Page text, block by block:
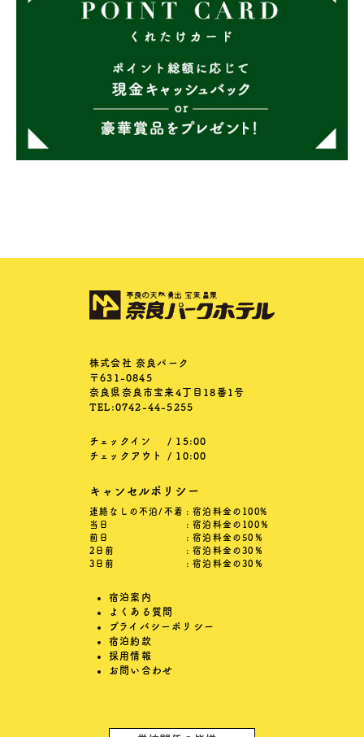
株式会社 奈良パーク
〒631-0845
奈良県奈良市宝来4丁目18番1号
TEL:0742-44-5255
チェックイン
/ 15:00
チェックアウト
/ 10:00
宿泊案内
よくある質問
プライバシーポリシー
宿泊約款
採用情報
お問い合わせ
キャンセルポリシー
連絡なしの不泊/不着 : 宿泊料金の100%
当日
: 宿泊料金の100％
前日
: 宿泊料金の50％
2日前
: 宿泊料金の30％
3日前
: 宿泊料金の30％